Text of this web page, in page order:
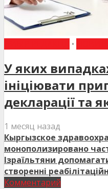
•
У яких
ініціювати
декларації та
1 месяц назад
Кыргызское
монополизировано
Ізраїльтяни
створенні
Комментарий